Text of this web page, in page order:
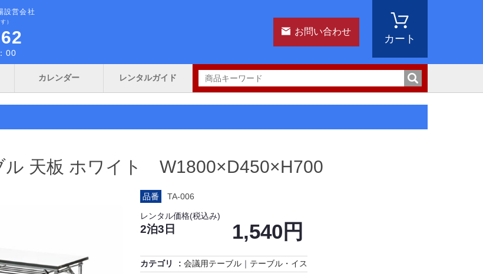
設営会社
）
00
お問い合わせ
カート
カレンダー レンタルガイド
ル 天板 ホワイト W1800×D450×H700
品番 TA-006
レンタル価格(税込み)
2泊3日 1,540円
カテゴリ 会議用テーブル ｜ テーブル・イス